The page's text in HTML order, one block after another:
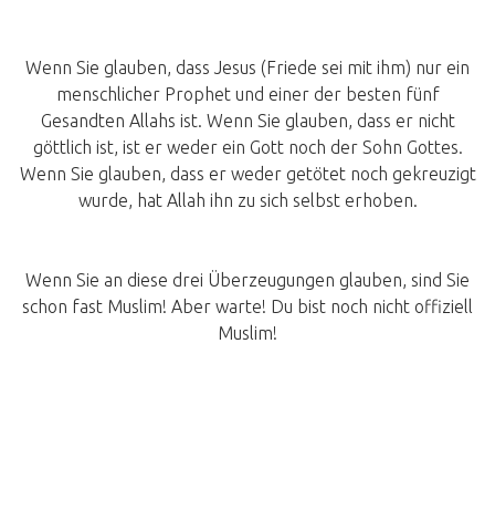
Wenn Sie glauben, dass Jesus (Friede sei mit ihm) nur ein
menschlicher Prophet und einer der besten fünf
Gesandten Allahs ist. Wenn Sie glauben, dass er nicht
göttlich ist, ist er weder ein Gott noch der Sohn Gottes.
Wenn Sie glauben, dass er weder getötet noch gekreuzigt
wurde, hat Allah ihn zu sich selbst erhoben.
Wenn Sie an diese drei Überzeugungen glauben, sind Sie
schon fast Muslim! Aber warte! Du bist noch nicht offiziell
Muslim!